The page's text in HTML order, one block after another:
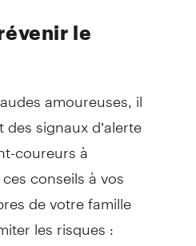
le
amoureuses, il
signaux d’alerte
coureurs à
conseils à vos
de votre famille
les risques :